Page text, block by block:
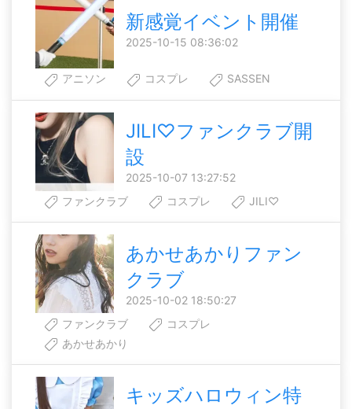
新感覚イベント開催
2025-10-15 08:36:02
アニソン コスプレ SASSEN
JILI♡ファンクラブ開
設
2025-10-07 13:27:52
ファンクラブ
コスプレ JILI♡
あかせあかりファン
クラブ
2025-10-02 18:50:27
ファンクラブ
コスプレ
あかせあかり
キッズハロウィン特